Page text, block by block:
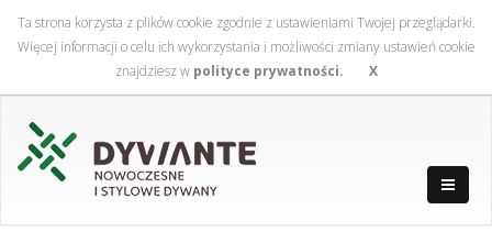
Ta strona korzysta z plików cookie zgodnie z ustawieniami Twojej przeglądarki.
Więcej informacji o celu ich wykorzystania i możliwości zmiany ustawień cookie
znajdziesz w polityce prywatności. X